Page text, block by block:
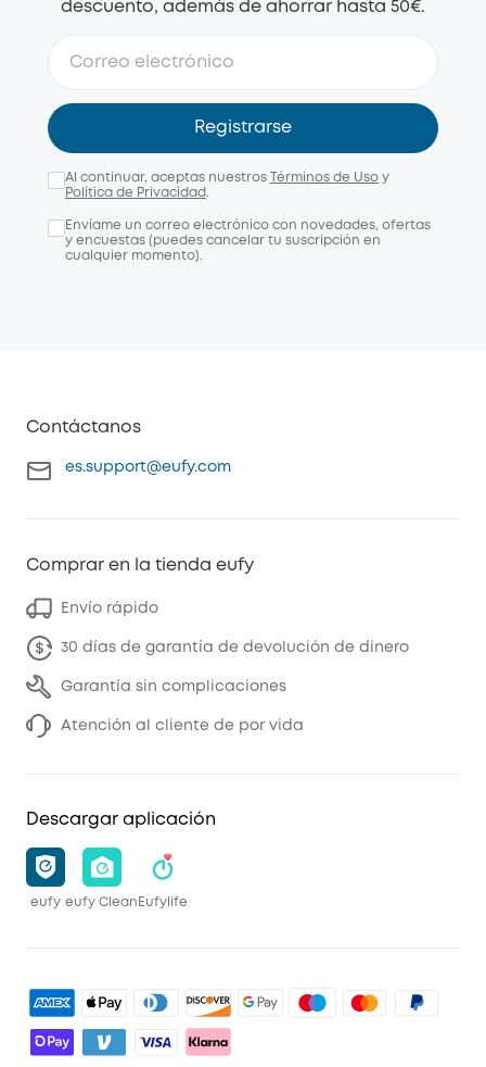
descuento, además de ahorrar hasta 50€.
Registrarse
Al continuar, aceptas nuestros Términos de Uso y
Política de Privacidad.
Envíame un correo electrónico con novedades, ofertas
y encuestas (puedes cancelar tu suscripción en
cualquier momento).
Contáctanos
es.support@eufy.com
Comprar en la tienda eufy
Envío rápido
30 días de garantía de devolución de dinero
Garantía sin complicaciones
Atención al cliente de por vida
Descargar aplicación
eufy eufy Clean Eufylife